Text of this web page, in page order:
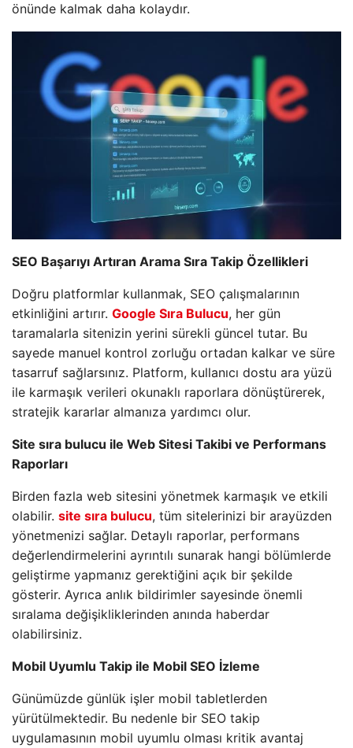
önünde kalmak daha kolaydır.
SEO Başarıyı Artıran Arama Sıra Takip Özellikleri
Doğru platformlar kullanmak, SEO çalışmalarının
etkinliğini artırır. Google Sıra Bulucu, her gün
taramalarla sitenizin yerini sürekli güncel tutar. Bu
sayede manuel kontrol zorluğu ortadan kalkar ve süre
tasarruf sağlarsınız. Platform, kullanıcı dostu ara yüzü
ile karmaşık verileri okunaklı raporlara dönüştürerek,
stratejik kararlar almanıza yardımcı olur.
Site sıra bulucu ile Web Sitesi Takibi ve Performans
Raporları
Birden fazla web sitesini yönetmek karmaşık ve etkili
olabilir. site sıra bulucu, tüm sitelerinizi bir arayüzden
yönetmenizi sağlar. Detaylı raporlar, performans
değerlendirmelerini ayrıntılı sunarak hangi bölümlerde
geliştirme yapmanız gerektiğini açık bir şekilde
gösterir. Ayrıca anlık bildirimler sayesinde önemli
sıralama değişikliklerinden anında haberdar
olabilirsiniz.
Mobil Uyumlu Takip ile Mobil SEO İzleme
Günümüzde günlük işler mobil tabletlerden
yürütülmektedir. Bu nedenle bir SEO takip
uygulamasının mobil uyumlu olması kritik avantaj